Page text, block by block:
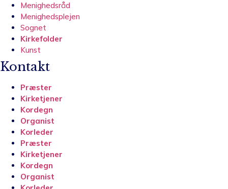
Menighedsråd
Menighedsplejen
Sognet
Kirkefolder
Kunst
Kontakt
Præster
Kirketjener
Kordegn
Organist
Korleder
Præster
Kirketjener
Kordegn
Organist